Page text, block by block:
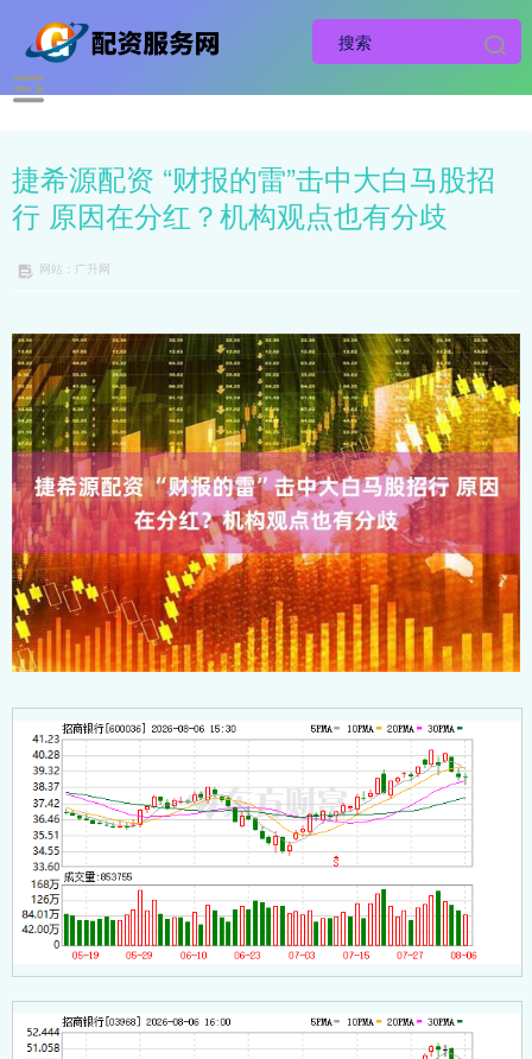
捷希源配资 “财报的雷”击中大白马股招
行 原因在分红？机构观点也有分歧
网站：广升网